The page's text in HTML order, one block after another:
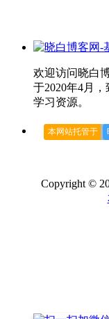
欢迎访问晓白
于2020年4月
学习资源。
本网站托管于
Copyright ©